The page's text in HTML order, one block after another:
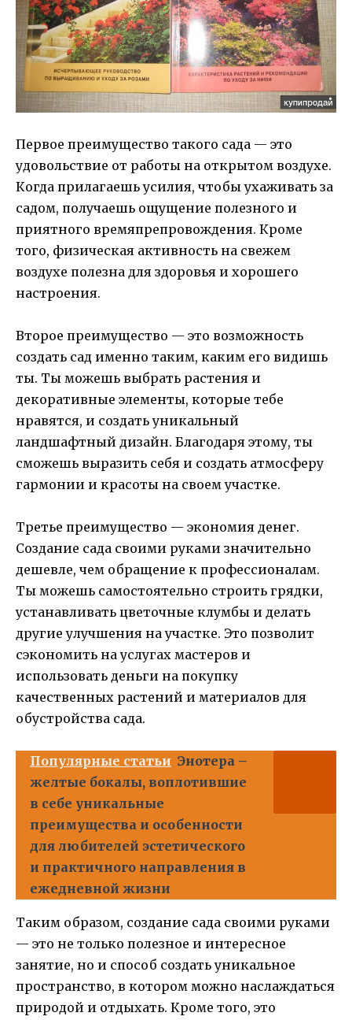
Первое преимущество такого сада — это
удовольствие от работы на открытом воздухе.
Когда прилагаешь усилия, чтобы ухаживать за
садом, получаешь ощущение полезного и
приятного времяпрепровождения. Кроме
того, физическая активность на свежем
воздухе полезна для здоровья и хорошего
настроения.
Второе преимущество — это возможность
создать сад именно таким, каким его видишь
ты. Ты можешь выбрать растения и
декоративные элементы, которые тебе
нравятся, и создать уникальный
ландшафтный дизайн. Благодаря этому, ты
сможешь выразить себя и создать атмосферу
гармонии и красоты на своем участке.
Третье преимущество — экономия денег.
Создание сада своими руками значительно
дешевле, чем обращение к профессионалам.
Ты можешь самостоятельно строить грядки,
устанавливать цветочные клумбы и делать
другие улучшения на участке. Это позволит
сэкономить на услугах мастеров и
использовать деньги на покупку
качественных растений и материалов для
обустройства сада.
Популярные статьи Энотера –
желтые бокалы, воплотившие
в себе уникальные
преимущества и особенности
для любителей эстетического
и практичного направления в
ежедневной жизни
Таким образом, создание сада своими руками
— это не только полезное и интересное
занятие, но и способ создать уникальное
пространство, в котором можно наслаждаться
природой и отдыхать. Кроме того, это